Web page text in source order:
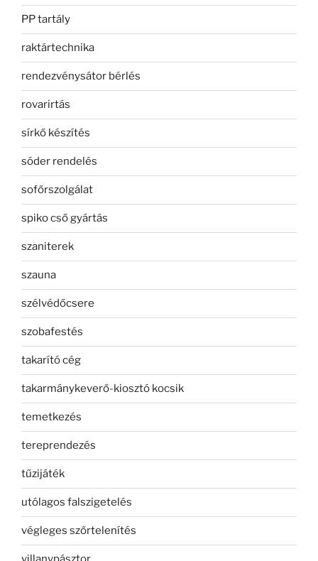
PP tartály
raktártechnika
rendezvénysátor bérlés
rovarirtás
sírkő készítés
sóder rendelés
sofőrszolgálat
spiko cső gyártás
szaniterek
szauna
szélvédőcsere
szobafestés
takarító cég
takarmánykeverő-kiosztó kocsik
temetkezés
tereprendezés
tűzijáték
utólagos falszigetelés
végleges szőrtelenítés